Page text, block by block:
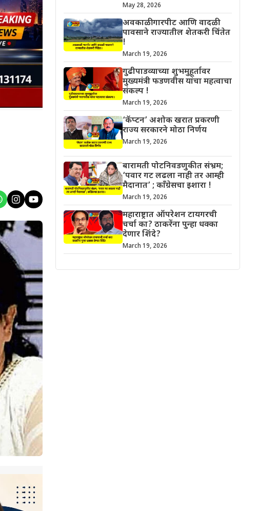
May 28, 2026
अवकाळी गारपीट आणि वादळी
पावसाने राज्यातील शेतकरी चिंतेत
!
March 19, 2026
गुढीपाडव्याच्या शुभमुहूर्तावर
मुख्यमंत्री फडणवीस यांचा महत्वाचा
संकल्प !
March 19, 2026
‘कॅप्टन’ अशोक खरात प्रकरणी
राज्य सरकारने मोठा निर्णय
March 19, 2026
बारामती पोटनिवडणुकीत संभ्रम;
‘पवार गट लढला नाही तर आम्ही
मैदानात’ ; काँग्रेसचा इशारा !
March 19, 2026
महाराष्ट्रात ऑपरेशन टायगरची
चर्चा का? ठाकरेंना पुन्हा धक्का
देणार शिंदे?
March 19, 2026